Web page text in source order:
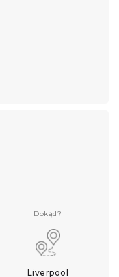
Dokąd?
Liverpool